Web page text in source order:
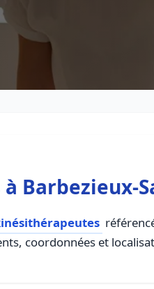
Barbezieux-
coordonnées et